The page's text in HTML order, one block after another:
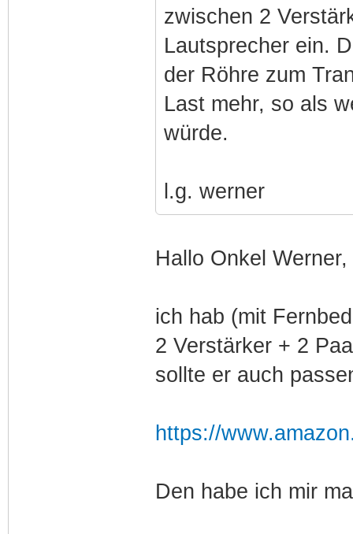
zwischen 2
Lautsprecher ein.
der Röhre zum
Last mehr, so als
würde.
l.g. werner
Hallo Onkel Werner,
ich hab (mit
2 Verstärker + 2
sollte er auch
https://
Den habe ich mir